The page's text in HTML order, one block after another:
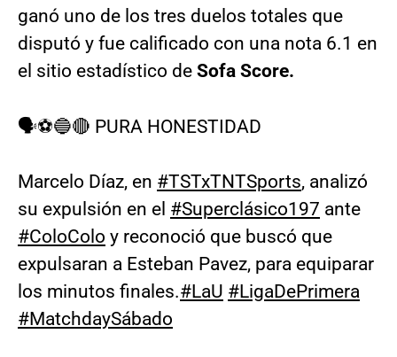
ganó uno de los tres duelos totales que
disputó y fue calificado con una nota 6.1 en
el sitio estadístico de Sofa Score.
🗣⚽🔵🔴 PURA HONESTIDAD
Marcelo Díaz, en #TSTxTNTSports, analizó
su expulsión en el #Superclásico197 ante
#ColoColo y reconoció que buscó que
expulsaran a Esteban Pavez, para equiparar
los minutos finales.#LaU #LigaDePrimera
#MatchdaySábado